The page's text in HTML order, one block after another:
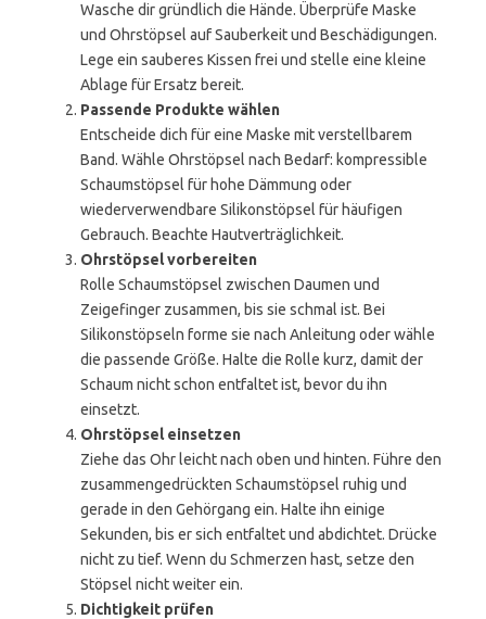
Wasche dir gründlich die Hände. Überprüfe Maske
und Ohrstöpsel auf Sauberkeit und Beschädigungen.
Lege ein sauberes Kissen frei und stelle eine kleine
Ablage für Ersatz bereit.
Passende Produkte wählen
Entscheide dich für eine Maske mit verstellbarem
Band. Wähle Ohrstöpsel nach Bedarf: kompressible
Schaumstöpsel für hohe Dämmung oder
wiederverwendbare Silikonstöpsel für häufigen
Gebrauch. Beachte Hautverträglichkeit.
Ohrstöpsel vorbereiten
Rolle Schaumstöpsel zwischen Daumen und
Zeigefinger zusammen, bis sie schmal ist. Bei
Silikonstöpseln forme sie nach Anleitung oder wähle
die passende Größe. Halte die Rolle kurz, damit der
Schaum nicht schon entfaltet ist, bevor du ihn
einsetzt.
Ohrstöpsel einsetzen
Ziehe das Ohr leicht nach oben und hinten. Führe den
zusammengedrückten Schaumstöpsel ruhig und
gerade in den Gehörgang ein. Halte ihn einige
Sekunden, bis er sich entfaltet und abdichtet. Drücke
nicht zu tief. Wenn du Schmerzen hast, setze den
Stöpsel nicht weiter ein.
Dichtigkeit prüfen